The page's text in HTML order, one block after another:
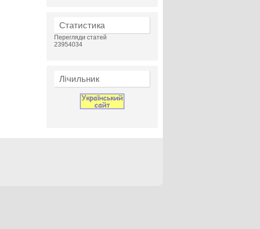
Статистика
Перегляди статей
23954034
Лічильник